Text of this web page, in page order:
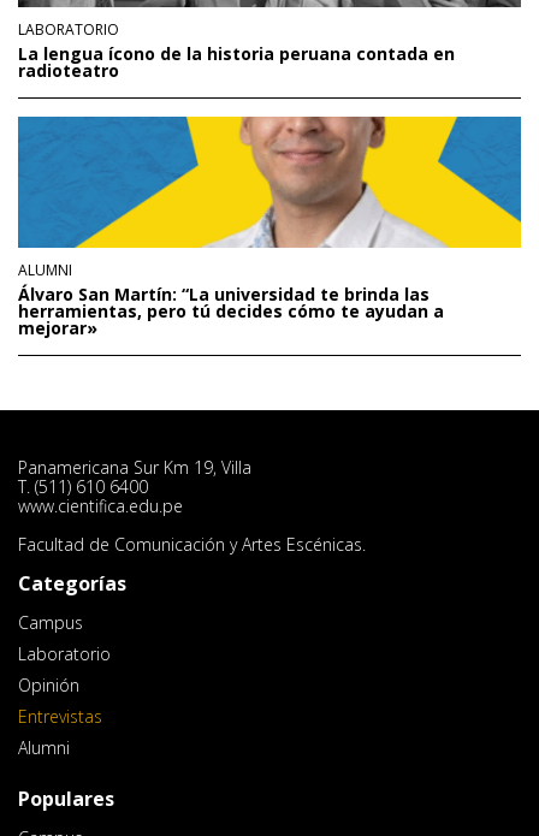
LABORATORIO
La lengua ícono de la historia peruana contada en
radioteatro
ALUMNI
Álvaro San Martín: “La universidad te brinda las
herramientas, pero tú decides cómo te ayudan a
mejorar»
Panamericana Sur Km 19, Villa
T. (511) 610 6400
www.cientifica.edu.pe
Facultad de Comunicación y Artes Escénicas.
Categorías
Campus
Laboratorio
Opinión
Entrevistas
Alumni
Populares